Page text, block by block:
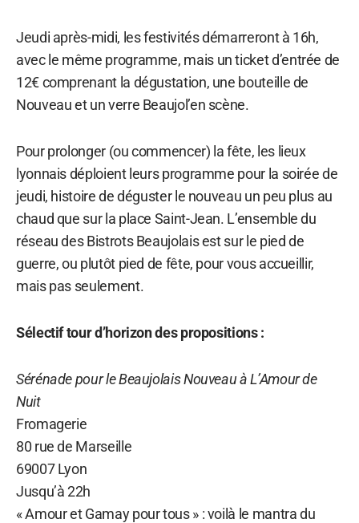
Jeudi après-midi, les festivités démarreront à 16h,
avec le même programme, mais un ticket d’entrée de
12€ comprenant la dégustation, une bouteille de
Nouveau et un verre Beaujol’en scène.
Pour prolonger (ou commencer) la fête, les lieux
lyonnais déploient leurs programme pour la soirée de
jeudi, histoire de déguster le nouveau un peu plus au
chaud que sur la place Saint-Jean. L’ensemble du
réseau des Bistrots Beaujolais est sur le pied de
guerre, ou plutôt pied de fête, pour vous accueillir,
mais pas seulement.
Sélectif tour d’horizon des propositions :
Sérénade pour le Beaujolais Nouveau à L’Amour de
Nuit
Fromagerie
80 rue de Marseille
69007 Lyon
Jusqu’à 22h
« Amour et Gamay pour tous » : voilà le mantra du